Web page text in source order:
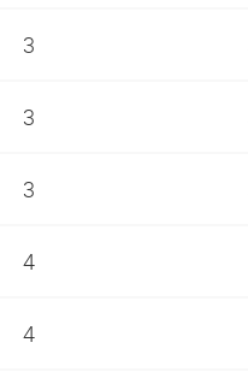
3
3
3
4
4